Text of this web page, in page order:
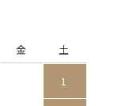
金 土
1